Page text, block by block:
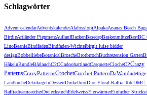
Schlagwörter
Advent calendarAdventskalenderAlafosslopiAlpakaAnanas Beach Bag
BirdieArtländer PiepmatzAuflaufBackenBasecapBaskenmützeBastBC
LinoBeanieBindfadenBindfaden-Wichtelbirgit luise bidder
designBobbelliebeBotanicalBroscheBrotbrrochBuchrezension Garten
HäkelnBundleBärlauchC2CCadoohartlandCasquetteClocheCPCrazy
PatternsCrazyPatternsCrochetCrochet PatternDaWandadeftige
LandkücheDekokugelnDessertDinkelbrotDior Floral Raffia ToteDMC
RaffiadreamcatcherDreieckstuchEdelweissEierwärmerEinfacher